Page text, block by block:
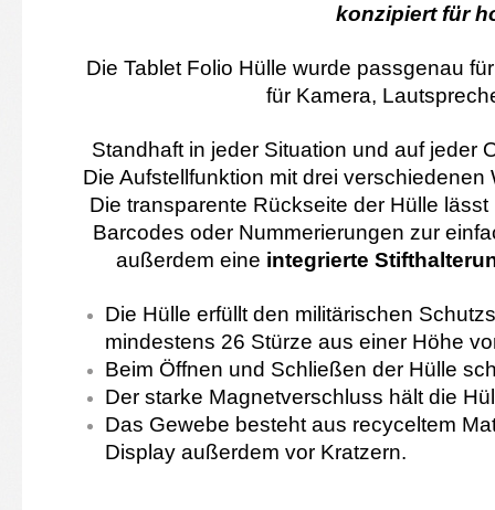
konzipiert für
Die Tablet Folio Hülle wurde passgenau
für Kamera,
Standhaft in jeder Situation und auf jeder
Die Aufstellfunktion mit drei
Die transparente Rückseite der Hülle
Barcodes oder Nummerierungen zur
außerdem eine integrierte
Die Hülle erfüllt den militärischen
mindestens 26 Stürze aus einer Höhe
Beim Öffnen und Schließen der Hülle
Der starke Magnetverschluss hält die
Das Gewebe besteht aus recyceltem
Display außerdem vor Kratzern.